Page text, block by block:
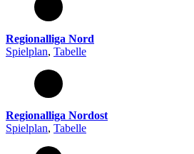
Regionalliga Nord
Spielplan, Tabelle
Regionalliga Nordost
Spielplan, Tabelle